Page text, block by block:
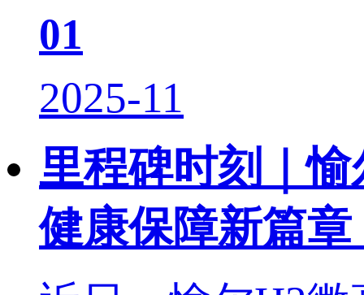
01
2025-11
里程碑时刻｜
健康保障新篇章